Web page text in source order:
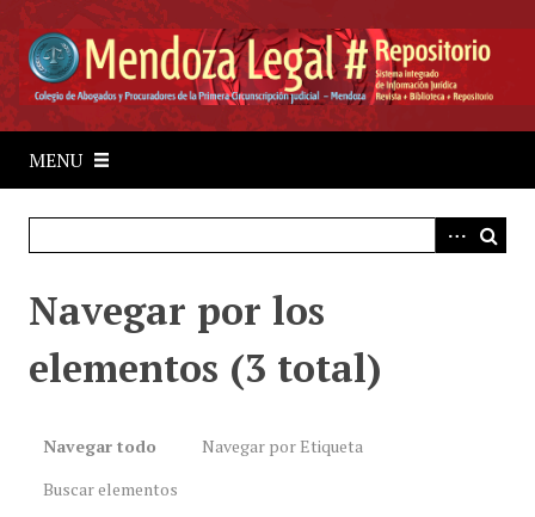
a
a
MENU
Navegar por los
elementos (3 total)
Navegar todo
Navegar por Etiqueta
Buscar elementos